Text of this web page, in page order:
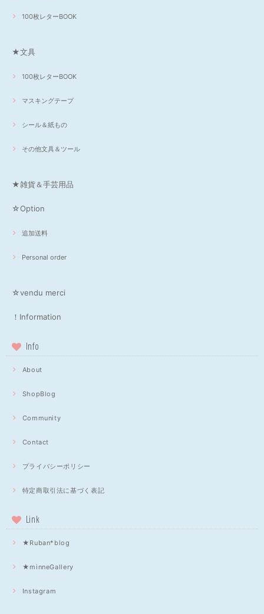
100枚レターBOOK
★文具
100枚レターBOOK
マスキングテープ
シール＆紙もの
その他文具＆ツール
★雑貨＆手芸用品
☆Option
追加送料
Personal order
☆vendu merci
！Information
Info
About
ShopBlog
Community
Contact
プライバシーポリシー
特定商取引法に基づく表記
Link
★Ruban*blog
★minneGallery
Instagram